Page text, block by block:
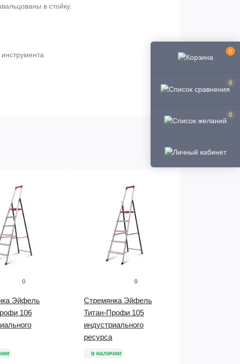
0
0
0
в стойку.
0
Эйфель
106
0
Стремянка Эйфель
Титан-Профи 105
индустриального
ресурса
в наличии